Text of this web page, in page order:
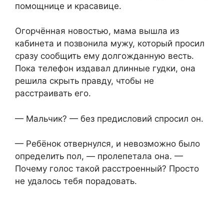
помощнице и красавице.
Огорчённая новостью, мама вышла из
кабинета и позвонила мужу, который просил
сразу сообщить ему долгожданную весть.
Пока телефон издавал длинные гудки, она
решила скрыть правду, чтобы не
расстраивать его.
— Мальчик? — без предисловий спросил он.
— Ребёнок отвернулся, и невозможно было
определить пол, — пролепетала она. —
Почему голос такой расстроенный? Просто
не удалось тебя порадовать.